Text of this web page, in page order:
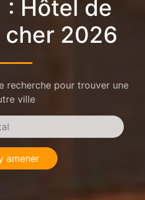
: Hôtel de
cher 2026
recherche pour trouver une
ville
amener